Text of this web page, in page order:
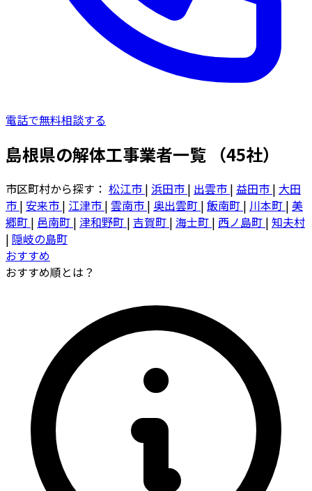
電話で無料相談する
島根県の解体工事業者一覧 （45社）
市区町村から探す： 松江市 | 浜田市 | 出雲市 | 益田市 | 大田
市 | 安来市 | 江津市 | 雲南市 | 奥出雲町 | 飯南町 | 川本町 | 美
郷町 | 邑南町 | 津和野町 | 吉賀町 | 海士町 | 西ノ島町 | 知夫村
| 隠岐の島町
おすすめ
おすすめ順とは？